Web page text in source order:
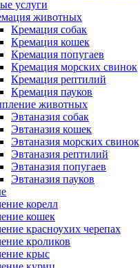
услуги
животных
Кремация собак
Кремация кошек
Кремация попугаев
Кремация морских свинок
Кремация рептилий
Кремация пауков
животных
Эвтаназия собак
Эвтаназия кошек
Эвтаназия морских свинок
Эвтаназия рептилий
Эвтаназия попугаев
Эвтаназия пауков
корелл
кошек
красноухих черепах
кроликов
крыс